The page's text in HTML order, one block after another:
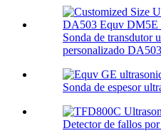
Sonda de transdutor
personalizado
Sonda de espesor
Detector de fallos